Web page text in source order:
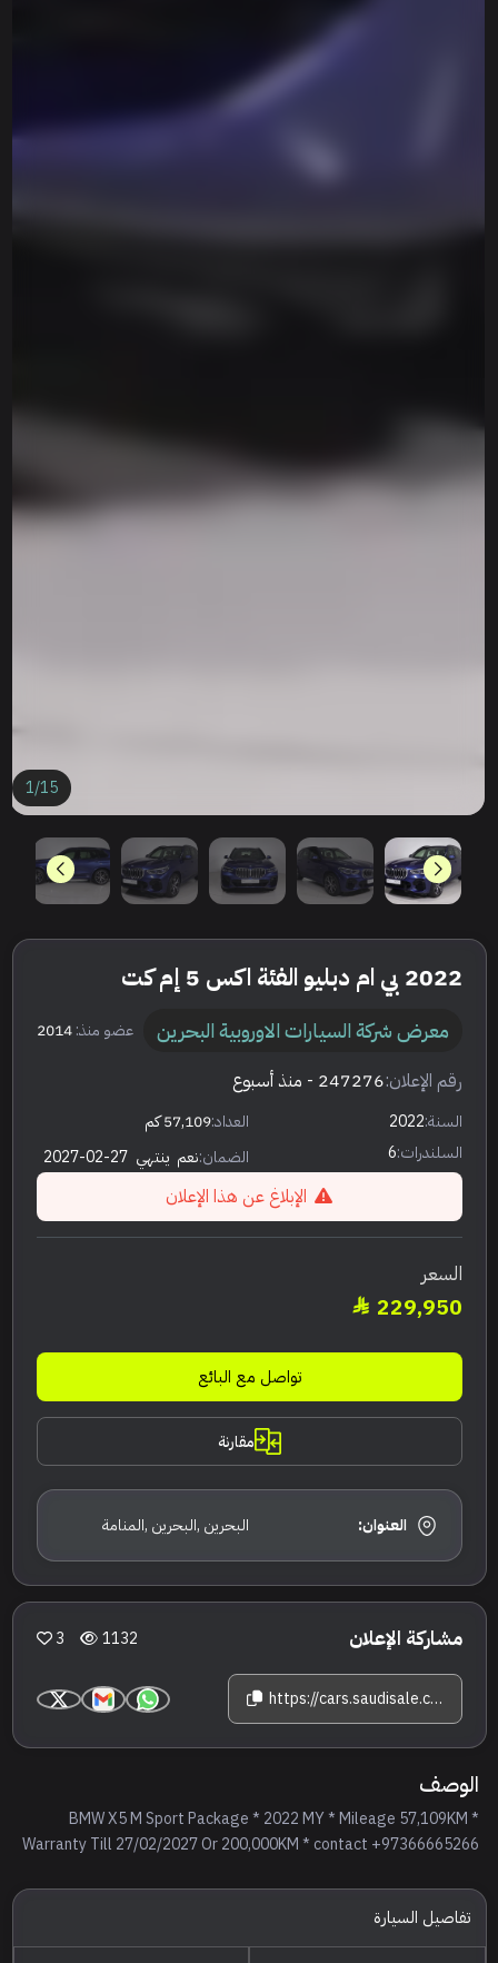
1/15
2022 بي ام دبليو الفئة اكس 5 إم كت
معرض شركة السيارات الاوروبية البحرين عضو منذ:2014
رقم الإعلان:247276 - منذ أسبوع
السنة:2022 العداد:57,109 كم
السلندرات:6 الضمان:نعم ينتهي 2027-02-27
الإبلاغ عن هذا الإعلان
السعر
229,950
تواصل مع البائع
مقارنة
العنوان: البحرين ,البحرين ,المنامة
مشاركة الإعلان 1132
3
https://cars.saudisale.com/listings/d0a591/2022-%D8%A8%D9%8A-%D8%A7%D9%85-%D8%AF%D8%A8%D9%84%D9%8A%D9%88-%D8%A7%D9%84%D9%81%D8%A6%D8%A9-%D8%A7%D9%83%D8%B3-5-%D8%A5%D9%85-%D9%83%D8%AA
الوصف
BMW X5 M Sport Package * 2022 MY * Mileage 57,109KM *
Warranty Till 27/02/2027 Or 200,000KM * contact +97366665266
تفاصيل السيارة